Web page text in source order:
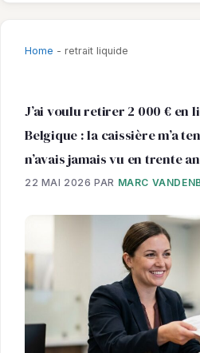
Home - retrait liquide
J’ai voulu retirer 2 000 € en
Belgique : la caissière m’a
n’avais jamais vu en trente
22 MAI 2026 PAR MARC